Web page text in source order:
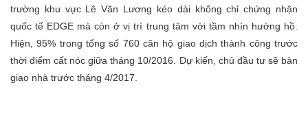
trường khu vực Lê Văn Lương kéo dài không chỉ chứng nhận
quốc tế EDGE mà còn ở vị trí trung tâm với tầm nhìn hướng hồ.
Hiện, 95% trong tổng số 760 căn hộ giao dịch thành công trước
thời điểm cất nóc giữa tháng 10/2016. Dự kiến, chủ đầu tư sẽ bàn
giao nhà trước tháng 4/2017.